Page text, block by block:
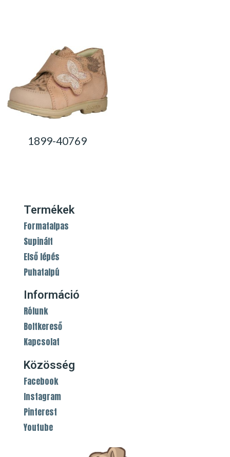
1899-40769
Termékek
Formatalpas
Supinált
Első lépés
Puhatalpú
Információ
Rólunk
Boltkereső
Kapcsolat
Közösség
Facebook
Instagram
Pinterest
Youtube